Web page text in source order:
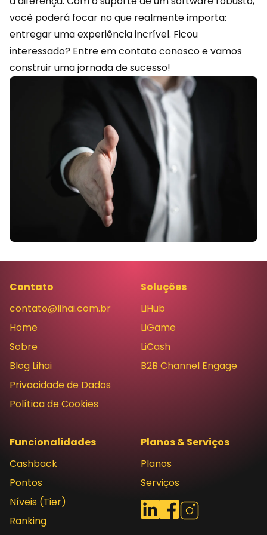
você poderá focar no que realmente importa:
entregar uma experiência incrível. Ficou
interessado? Entre em contatoconosco e vamos
construir uma jornada de sucesso!
Contato
contato@lihai.com.br
Home
Sobre
Blog Lihai
Privacidade de Dados
Política de Cookies
Soluções
LiHub
LiGame
LiCash
B2B Channel Engage
Funcionalidades
Cashback
Pontos
Níveis (Tier)
Ranking
Planos & Serviços
Planos
Serviços
Redes sociais
LinkedInFacebookInstagram